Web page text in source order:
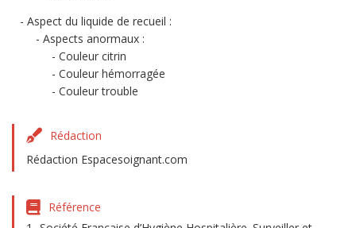
Aspect du liquide de recueil :
Aspects anormaux :
Couleur citrin
Couleur hémorragée
Couleur trouble
Rédaction
Rédaction Espacesoignant.com
Référence